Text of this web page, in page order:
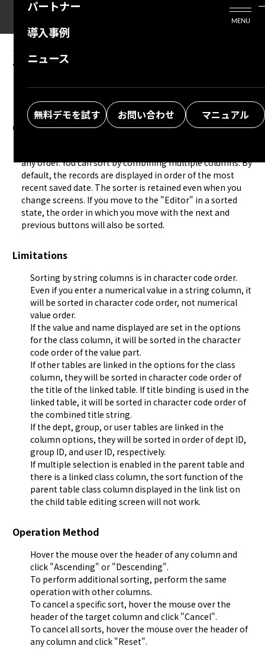
パートナー
導入事例
ニュース
無料デモを試す お問い合わせ マニュアル
MENU
10.07.2024
Table Function: Sort Records (Sort)
Overview
any order. You can sort by combining multiple columns. By
default, the records are displayed in order of the most
recent saved date. The sorter is retained even when you
change screens. If you move to the "Editor" in a sorted
state, the order in which you move with the next and
previous buttons will also be sorted.
Limitations
Sorting by string columns is in character code order.
Even if you enter a numerical value in a string column, it
will be sorted in character code order, not numerical
value order.
If the value and name displayed are set in the options
for the class column, it will be sorted in the character
code order of the value part.
If other tables are linked in the options for the class
column, they will be sorted in character code order of
the title of the linked table. If title binding is used in the
linked table, it will be sorted in character code order of
the combined title string.
If the dept, group, or user tables are linked in the
column options, they will be sorted in order of dept ID,
group ID, and user ID, respectively.
If multiple selection is enabled in the parent table and
there is a linked class column, the sort function of the
parent table class column displayed in the link list on
the child table editing screen will not work.
Operation Method
Hover the mouse over the header of any column and
click "Ascending" or "Descending".
To perform additional sorting, perform the same
operation with other columns.
To cancel a specific sort, hover the mouse over the
header of the target column and click "Cancel".
To cancel all sorts, hover the mouse over the header of
any column and click "Reset".